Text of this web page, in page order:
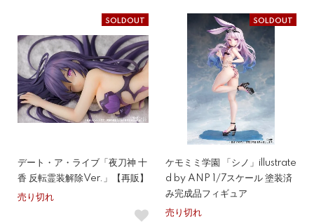
SOLDOUT
デート・ア・ライブ「夜刀神 十
香 反転霊装解除Ver.」【再販】
売り切れ
SOLDOUT
ケモミミ学園 「シノ」illustrate
d by ANP 1/7スケール 塗装済
み完成品フィギュア
売り切れ